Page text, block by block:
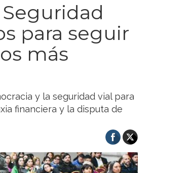
para seguir
más
y la seguridad vial para
financiera y la disputa de